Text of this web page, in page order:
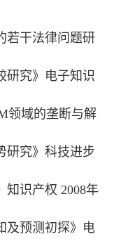
若干法律问题研
研究》电子知识
领域的垄断与解
研究》科技进步
知识产权 2008年
及预测初探》电